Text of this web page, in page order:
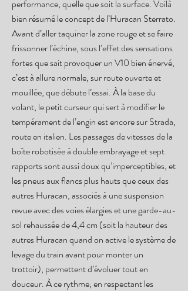
performance, quelle que soit la surface. Voilà
bien résumé le concept de l’Huracan Sterrato.
Avant d’aller taquiner la zone rouge et se faire
frissonner l’échine, sous l’effet des sensations
fortes que sait provoquer un V10 bien énervé,
c’est à allure normale, sur route ouverte et
mouillée, que débute l’essai. À la base du
volant, le petit curseur qui sert à modifier le
tempérament de l’engin est encore sur Strada,
route en italien. Les passages de vitesses de la
boîte robotisée à double embrayage et sept
rapports sont aussi doux qu’imperceptibles, et
les pneus aux flancs plus hauts que ceux des
autres Huracan, associés à une suspension
revue avec des voies élargies et une garde-au-
sol rehaussée de 4,4 cm (soit la hauteur des
autres Huracan quand on active le système de
levage du train avant pour monter un
trottoir), permettent d’évoluer tout en
douceur. À ce rythme, en respectant les